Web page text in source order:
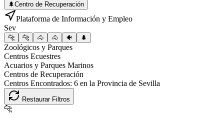
🌲Centro de Recuperación
Plataforma de Información y Empleo
Sev
🐆 🐆 🐴 🐴 🐠 🌲
Zoológicos y Parques
Centros Ecuestres
Acuarios y Parques Marinos
Centros de Recuperación
Centros Encontrados: 6 en la Provincia de Sevilla
Restaurar Filtros
🐆